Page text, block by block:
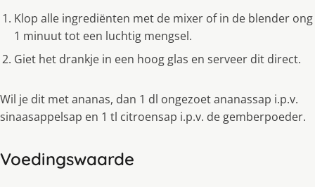
Klop alle ingrediënten met de mixer of in de blender ong
1 minuut tot een luchtig mengsel.
Giet het drankje in een hoog glas en serveer dit direct.
Wil je dit met ananas, dan 1 dl ongezoet ananassap i.p.v.
sinaasappelsap en 1 tl citroensap i.p.v. de gemberpoeder.
Voedingswaarde